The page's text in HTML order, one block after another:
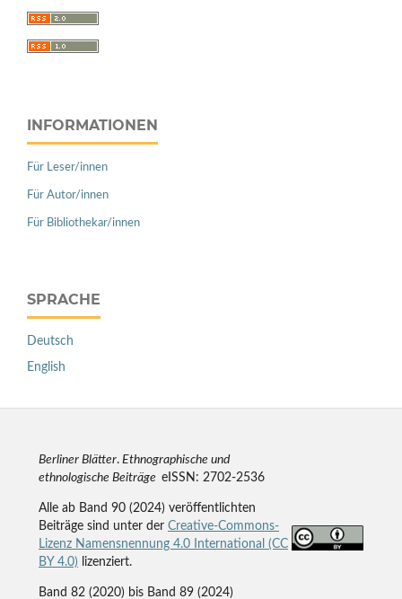
INFORMATIONEN
Für Leser/innen
Für Autor/innen
Für Bibliothekar/innen
SPRACHE
Deutsch
English
Berliner Blätter.Ethnographische und
ethnologische Beiträge eISSN: 2702-2536
Alle ab Band 90 (2024) veröffentlichten
Beiträge sind unter der Creative-Commons-
Lizenz Namensnennung 4.0 International (CC
BY 4.0) lizenziert.
Band 82 (2020) bis Band 89 (2024)